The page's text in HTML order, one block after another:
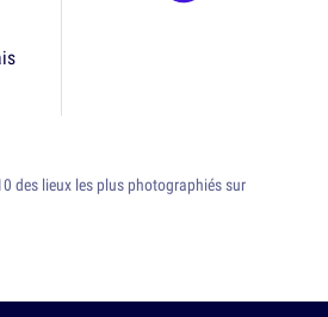
des lieux les plus photographiés sur